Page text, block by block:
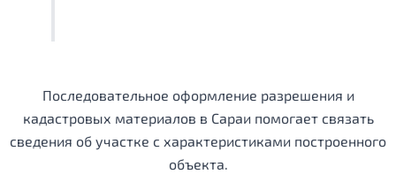
Последовательное оформление разрешения и
кадастровых материалов в Сараи помогает связать
сведения об участке с характеристиками построенного
объекта.